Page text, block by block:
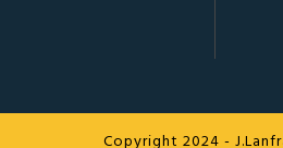
Copyright 2024 -